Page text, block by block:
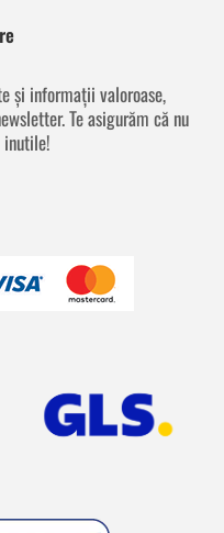
și informații valoroase,
Te asigurăm că nu